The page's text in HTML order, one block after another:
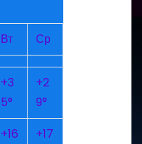
Вт Ср
+3
5°
+2
9°
+16
+17